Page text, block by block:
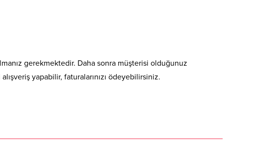
gerekmektedir. Daha sonra müşterisi olduğunuz
yapabilir, faturalarınızı ödeyebilirsiniz.